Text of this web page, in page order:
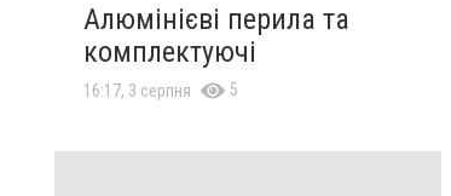
Алюмінієві перила та
комплектуючі
16:17, 3 серпня 5